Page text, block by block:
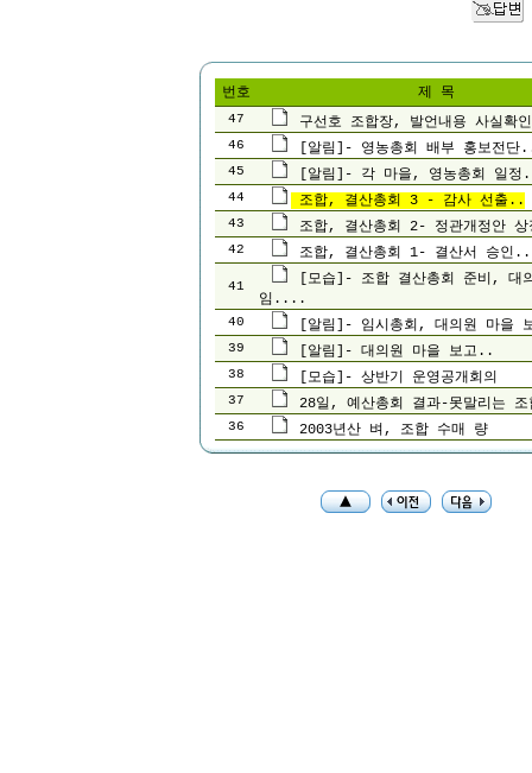
번호 제 목
47 구선호 조합장, 발언내용 사실확
46 [알림]- 영농총회 배부 홍보전단
45 [알림]- 각 마을, 영농총회 일정
44 조합, 결산총회 3 - 감사 선출..
43 조합, 결산총회 2- 정관개정안
42 조합, 결산총회 1- 결산서 승인..
41
[모습]- 조합 결산총회 준비, 대
임....
40 [알림]- 임시총회, 대의원 마을
39 [알림]- 대의원 마을 보고..
38 [모습]- 상반기 운영공개회의
37 28일, 예산총회 결과-못말리는
36 2003년산 벼, 조합 수매 량